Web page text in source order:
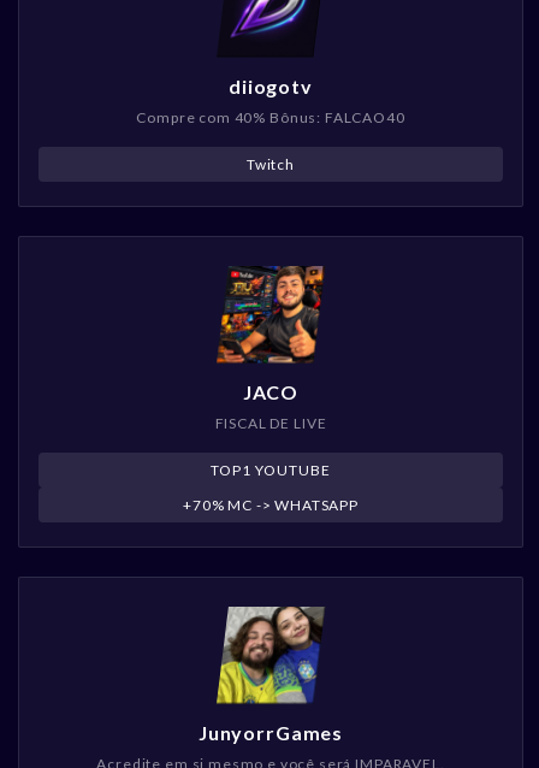
diiogotv
Compre com 40% Bônus: FALCAO40
Twitch
JACO
FISCAL DE LIVE
TOP1 YOUTUBE
+70% MC -> WHATSAPP
JunyorrGames
Acredite em si mesmo e você será IMPARAVEL.